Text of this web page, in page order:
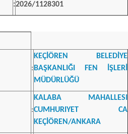
:2026/1128301
:
KEÇİÖREN BELEDİYE
BAŞKANLIĞI FEN İŞLERİ
MÜDÜRLÜĞÜ
:
KALABA MAHALLESI
CUMHURIYET CA
KEÇİÖREN/ANKARA